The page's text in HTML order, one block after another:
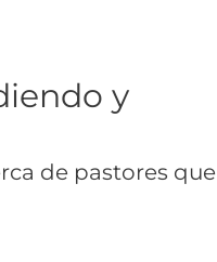
y
de pastores que